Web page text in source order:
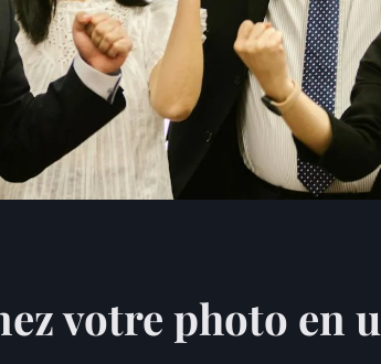
votre photo en